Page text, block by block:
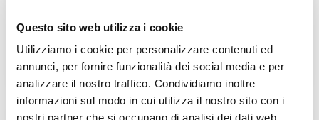
Questo sito web utilizza i cookie
Utilizziamo i cookie per personalizzare contenuti ed
annunci, per fornire funzionalità dei social media e per
analizzare il nostro traffico. Condividiamo inoltre
informazioni sul modo in cui utilizza il nostro sito con i
nostri partner che si occupano di analisi dei dati web,
4,50 € 12,00 €